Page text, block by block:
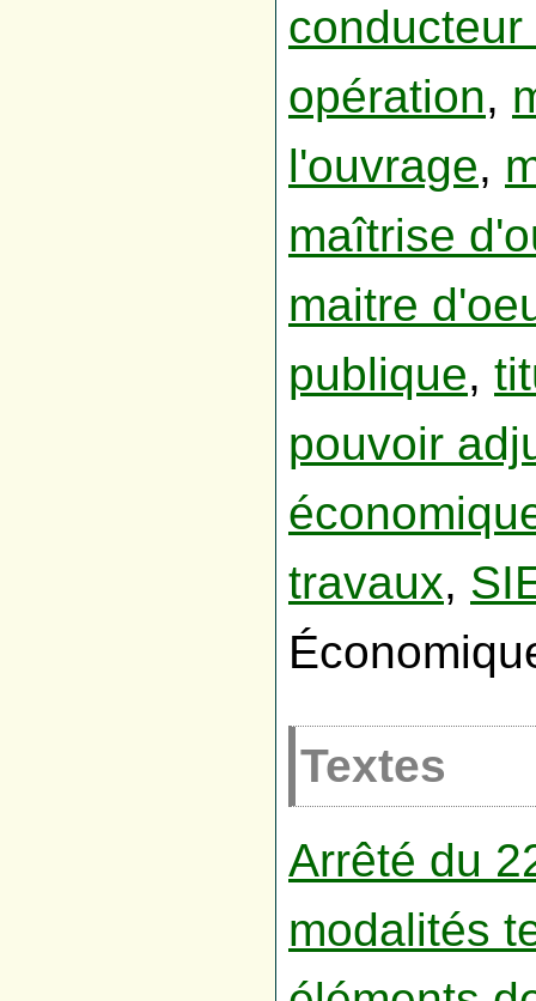
opération,
l'ouvrage,
maîtrise
maitre
publique,
pouvoir
travaux,
Textes
Arrêté du
modalités